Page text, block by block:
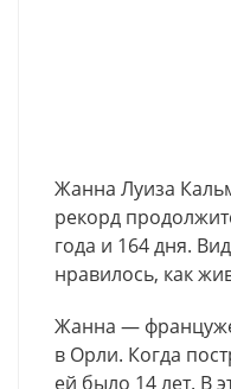
Жанна Луиза
рекорд
года и 164 дня.
нравилось, как
Жанна —
в Орли. Когда
ей было 14 лет. В